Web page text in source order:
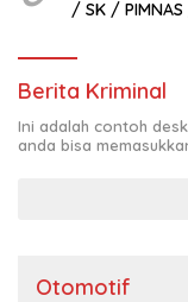
/ SK /
Berita Kriminal
Ini adalah contoh
anda bisa
Otomotif